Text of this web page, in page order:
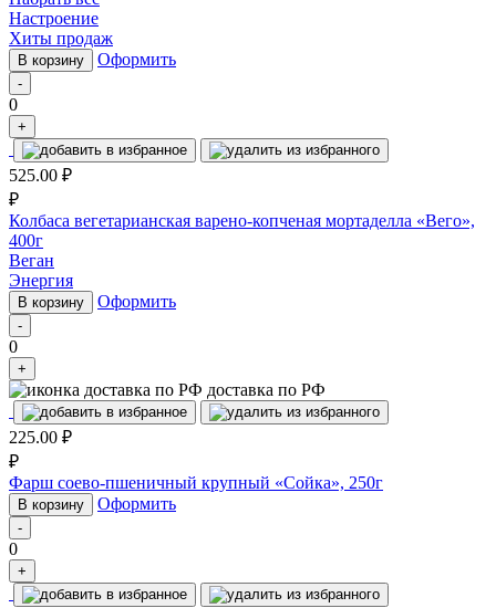
Настроение
Хиты продаж
В корзину Оформить
-
0
+
525.00 ₽
₽
Колбаса вегетарианская варено-копченая мортаделла «Вего»,
400г
Веган
Энергия
В корзину Оформить
-
0
+
доставка по РФ
225.00 ₽
₽
Фарш соево-пшеничный крупный «Сойка», 250г
В корзину Оформить
-
0
+